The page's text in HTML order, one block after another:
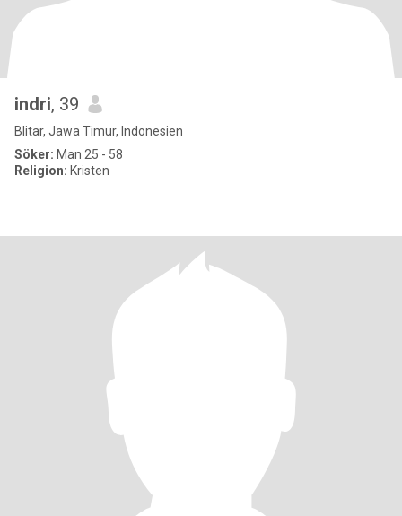
indri, 39
Blitar, Jawa Timur, Indonesien
Söker: Man 25 - 58
Religion: Kristen